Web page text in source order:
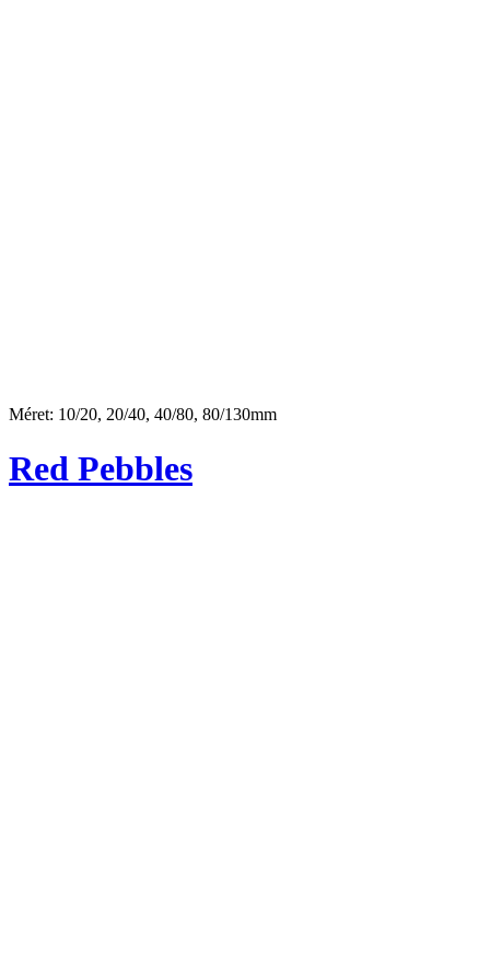
Méret: 10/20, 20/40, 40/80, 80/130mm
Red Pebbles